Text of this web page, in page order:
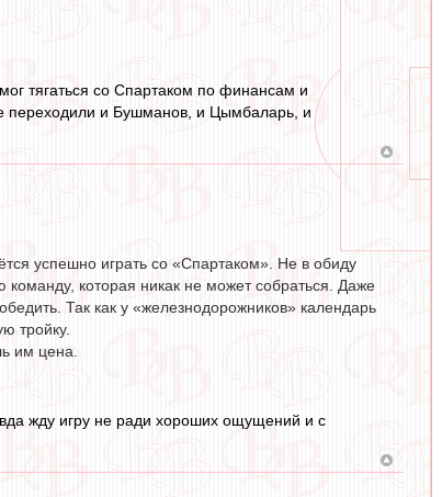
тягаться со Спартаком по финансам и
переходили и Бушманов, и Цымбаларь, и
успешно играть со «Спартаком». Не в обиду
которая никак не может собраться. Даже
Так как у «железнодорожников» календарь
тройку.
им цена.
жду игру не ради хороших ощущений и с